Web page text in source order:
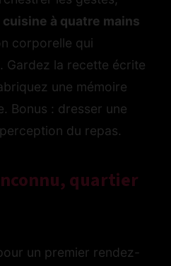
cuisine à quatre mains
corporelle qui
Gardez la recette écrite
une mémoire
Bonus : dresser une
du repas.
quartier
un premier rendez-